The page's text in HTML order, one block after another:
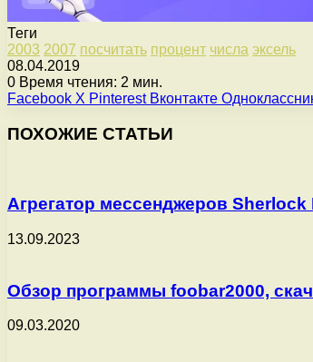
Теги
2003 2007 посчитать процент числа эксель
08.04.2019
0 Время чтения: 2 мин.
Facebook X Pinterest Вконтакте
ПОХОЖИЕ СТАТЬИ
Агрегатор мессенджеров Sherlock
13.09.2023
Обзор программы foobar2000,
09.03.2020